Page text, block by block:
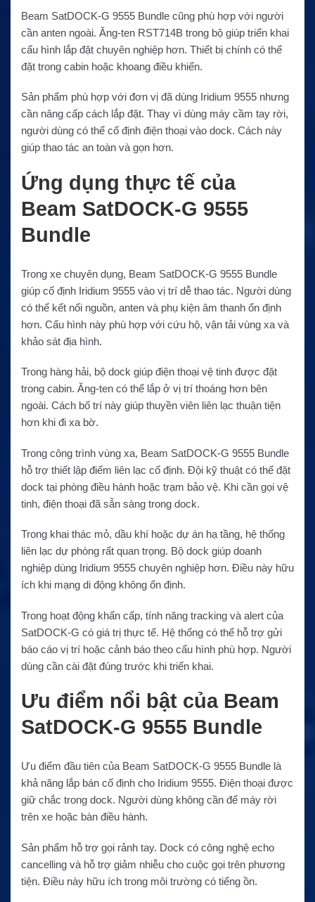
Beam SatDOCK-G 9555 Bundle cũng phù hợp với người
cần anten ngoài. Ăng-ten RST714B trong bộ giúp triển khai
cấu hình lắp đặt chuyên nghiệp hơn. Thiết bị chính có thể
đặt trong cabin hoặc khoang điều khiển.
Sản phẩm phù hợp với đơn vị đã dùng Iridium 9555 nhưng
cần nâng cấp cách lắp đặt. Thay vì dùng máy cầm tay rời,
người dùng có thể cố định điện thoại vào dock. Cách này
giúp thao tác an toàn và gọn hơn.
Ứng dụng thực tế của
Beam SatDOCK-G 9555
Bundle
Trong xe chuyên dụng, Beam SatDOCK-G 9555 Bundle
giúp cố định Iridium 9555 vào vị trí dễ thao tác. Người dùng
có thể kết nối nguồn, anten và phụ kiện âm thanh ổn định
hơn. Cấu hình này phù hợp với cứu hộ, vận tải vùng xa và
khảo sát địa hình.
Trong hàng hải, bộ dock giúp điện thoại vệ tinh được đặt
trong cabin. Ăng-ten có thể lắp ở vị trí thoáng hơn bên
ngoài. Cách bố trí này giúp thuyền viên liên lạc thuận tiện
hơn khi đi xa bờ.
Trong công trình vùng xa, Beam SatDOCK-G 9555 Bundle
hỗ trợ thiết lập điểm liên lạc cố định. Đội kỹ thuật có thể đặt
dock tại phòng điều hành hoặc trạm bảo vệ. Khi cần gọi vệ
tinh, điện thoại đã sẵn sàng trong dock.
Trong khai thác mỏ, dầu khí hoặc dự án hạ tầng, hệ thống
liên lạc dự phòng rất quan trọng. Bộ dock giúp doanh
nghiệp dùng Iridium 9555 chuyên nghiệp hơn. Điều này hữu
ích khi mạng di động không ổn định.
Trong hoạt động khẩn cấp, tính năng tracking và alert của
SatDOCK-G có giá trị thực tế. Hệ thống có thể hỗ trợ gửi
báo cáo vị trí hoặc cảnh báo theo cấu hình phù hợp. Người
dùng cần cài đặt đúng trước khi triển khai.
Ưu điểm nổi bật của Beam
SatDOCK-G 9555 Bundle
Ưu điểm đầu tiên của Beam SatDOCK-G 9555 Bundle là
khả năng lắp bán cố định cho Iridium 9555. Điện thoại được
giữ chắc trong dock. Người dùng không cần để máy rời
trên xe hoặc bàn điều hành.
Sản phẩm hỗ trợ gọi rảnh tay. Dock có công nghệ echo
cancelling và hỗ trợ giảm nhiễu cho cuộc gọi trên phương
tiện. Điều này hữu ích trong môi trường có tiếng ồn.